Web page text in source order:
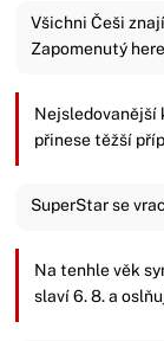
Všichni Češi
Zapomenutý
Nejsledovanější
přinese těžší
SuperStar se
Na tenhle věk
slaví 6. 8. a